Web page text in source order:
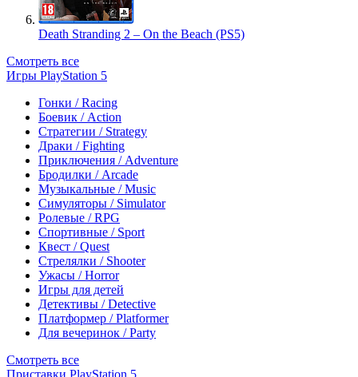
Death Stranding 2 – On the Beach (PS5)
Смотреть все
Игры PlayStation 5
Гонки / Racing
Боевик / Action
Стратегии / Strategy
Драки / Fighting
Приключения / Adventure
Бродилки / Arcade
Музыкальные / Music
Симуляторы / Simulator
Ролевые / RPG
Спортивные / Sport
Квест / Quest
Стрелялки / Shooter
Ужасы / Horror
Игры для детей
Детективы / Detective
Платформер / Platformer
Для вечеринок / Party
Смотреть все
Приставки PlayStation 5